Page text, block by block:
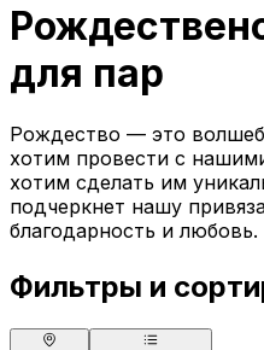
для пар
Рождество — это
хотим провести с
хотим сделать им
подчеркнет нашу
благодарность и любовь.
Фильтры и